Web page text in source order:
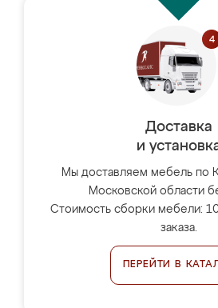
Доставка
и
Мы доставляем мебель по
Московской области
Стоимость сборки мебели:
заказа.
ПЕРЕЙТИ В